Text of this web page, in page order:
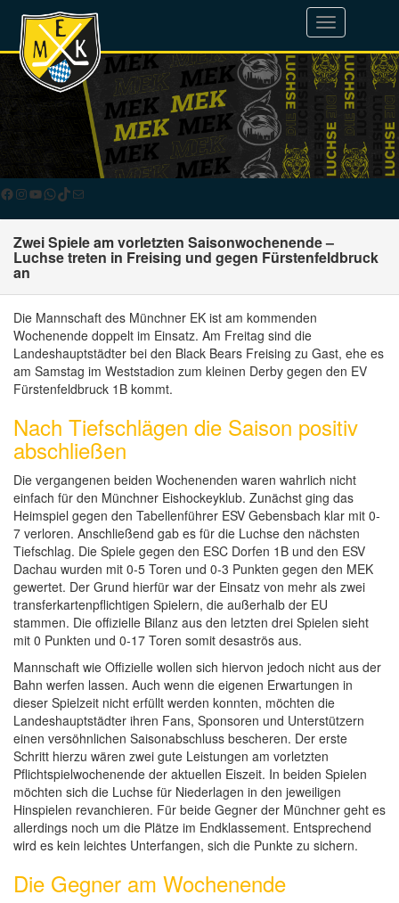
Toggle
navigation
Facebook
Instagram
YouTube
WhatsApp
TikTok
E-Mail
Zwei Spiele am vorletzten Saisonwochenende –
Luchse treten in Freising und gegen Fürstenfeldbruck
an
Die Mannschaft des Münchner EK ist am kommenden
Wochenende doppelt im Einsatz. Am Freitag sind die
Landeshauptstädter bei den Black Bears Freising zu Gast, ehe es
am Samstag im Weststadion zum kleinen Derby gegen den EV
Fürstenfeldbruck 1B kommt.
Nach Tiefschlägen die Saison positiv
abschließen
Die vergangenen beiden Wochenenden waren wahrlich nicht
einfach für den Münchner Eishockeyklub. Zunächst ging das
Heimspiel gegen den Tabellenführer ESV Gebensbach klar mit 0-
7 verloren. Anschließend gab es für die Luchse den nächsten
Tiefschlag. Die Spiele gegen den ESC Dorfen 1B und den ESV
Dachau wurden mit 0-5 Toren und 0-3 Punkten gegen den MEK
gewertet. Der Grund hierfür war der Einsatz von mehr als zwei
transferkartenpflichtigen Spielern, die außerhalb der EU
stammen. Die offizielle Bilanz aus den letzten drei Spielen sieht
mit 0 Punkten und 0-17 Toren somit desaströs aus.
Mannschaft wie Offizielle wollen sich hiervon jedoch nicht aus der
Bahn werfen lassen. Auch wenn die eigenen Erwartungen in
dieser Spielzeit nicht erfüllt werden konnten, möchten die
Landeshauptstädter ihren Fans, Sponsoren und Unterstützern
einen versöhnlichen Saisonabschluss bescheren. Der erste
Schritt hierzu wären zwei gute Leistungen am vorletzten
Pflichtspielwochenende der aktuellen Eiszeit. In beiden Spielen
möchten sich die Luchse für Niederlagen in den jeweiligen
Hinspielen revanchieren. Für beide Gegner der Münchner geht es
allerdings noch um die Plätze im Endklassement. Entsprechend
wird es kein leichtes Unterfangen, sich die Punkte zu sichern.
Die Gegner am Wochenende